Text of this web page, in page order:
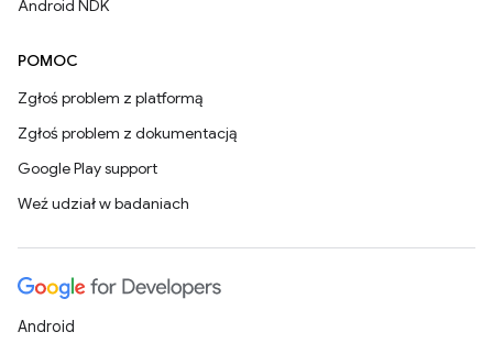
Android NDK
POMOC
Zgłoś problem z platformą
Zgłoś problem z dokumentacją
Google Play support
Weź udział w badaniach
Android